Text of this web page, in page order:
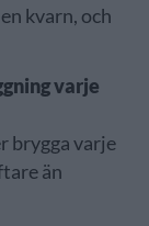
kvarn, och
varje
brygga varje
än